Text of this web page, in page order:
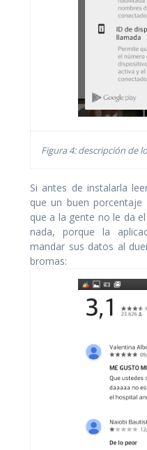
Figura 4: descripción de
Si antes de instalarla
que un buen
que a la gente no le da
nada, porque la
mandar sus datos al
bromas: